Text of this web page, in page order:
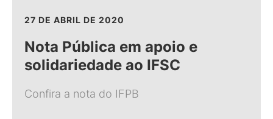
27 DE ABRIL DE 2020
Nota Pública em apoio e
solidariedade ao IFSC
Confira a nota do IFPB